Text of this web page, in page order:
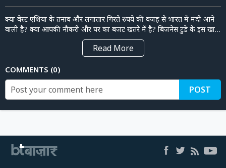
मार्केट
ट्रेंडिंग
बिजनेस
न्यूज
वीडियो
फंड
क्या वेस्ट एशिया के तनाव और लगातार गिरते रुपये की वजह से भारत में मंदी आने
वाली है? क्या आपकी नौकरी और घर का बजट खतरे में है? बिजनेस टुडे के इस खास
शो में देश के दिग्गज इकोनॉमिस्ट शरद कोली ने इस पूरे संकट को 'आर्थिक कोरोना'
का नाम दिया है। आसान भाषा में समझिए कि कच्चे तेल की बढ़ती कीमतों और
$110 के पार जाने का आपकी जेब पर क्या असर होगा। इसके साथ ही जानिए इस
आर्थिक संकट से बचने का शॉर्ट-टर्म फॉर्मूला और कैसे देश के युवा मैन्युफैक्चरिंग
स्टार्टअप्स के जरिए भारत को आत्मनिर्भर बना सकते हैं। पूरा विश्लेषण इस वीडियो में
देखें!
Read More
COMMENTS 0
POST